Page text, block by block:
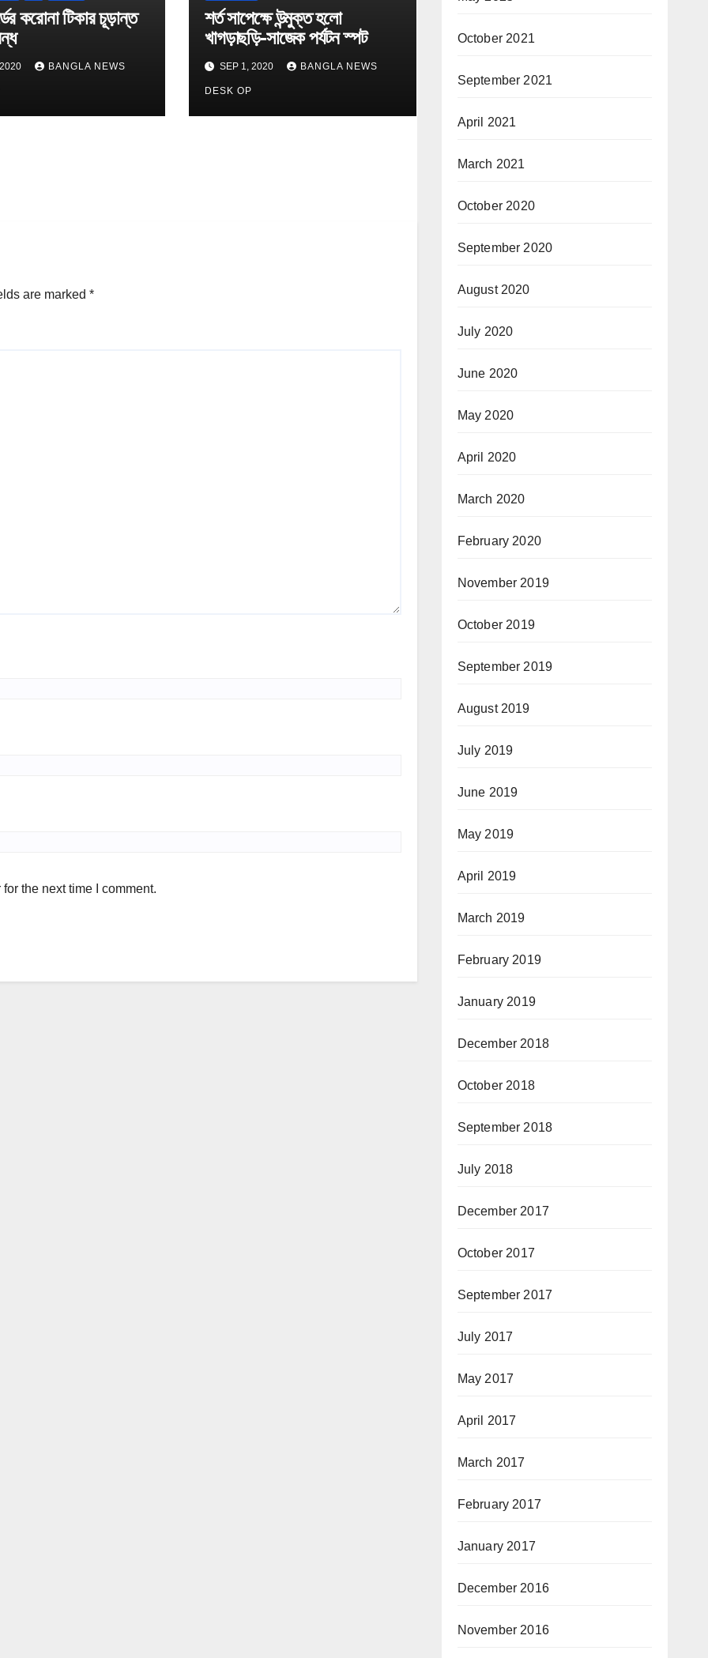
করোনা টিকার চূড়ান্ত
BANGLA NEWS
শর্ত সাপেক্ষে উন্মুক্ত হলো
খাগড়াছড়ি-সাজেক পর্যটন স্পট
SEP 1, 2020 BANGLA NEWS
DESK OP
are marked *
the next time I comment.
October 2021
September 2021
April 2021
March 2021
October 2020
September 2020
August 2020
July 2020
June 2020
May 2020
April 2020
March 2020
February 2020
November 2019
October 2019
September 2019
August 2019
July 2019
June 2019
May 2019
April 2019
March 2019
February 2019
January 2019
December 2018
October 2018
September 2018
July 2018
December 2017
October 2017
September 2017
July 2017
May 2017
April 2017
March 2017
February 2017
January 2017
December 2016
November 2016